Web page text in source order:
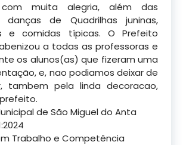
com muita alegria, além das
danças de Quadrilhas juninas,
e comidas típicas. O Prefeito
a todas as professoras e
os alunos(as) que fizeram uma
e, nao podiamos deixar de
tambem pela linda decoracao,
de São Miguel do Anta
Trabalho e Competência